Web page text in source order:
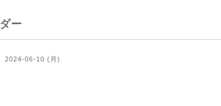
ー
2024-06-10 (月)